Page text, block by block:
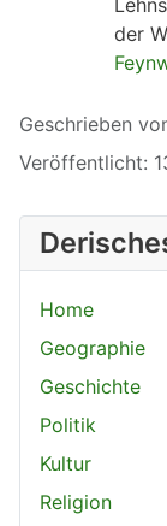
Home
Geographie
Geschichte
Politik
Kultur
Religion
der
Details
Geschrieben
Veröffentlicht: